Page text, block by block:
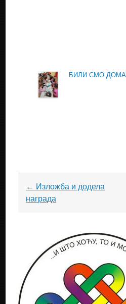
БИЛИ СМО
Post
navigation
← Изложба и додела
награда